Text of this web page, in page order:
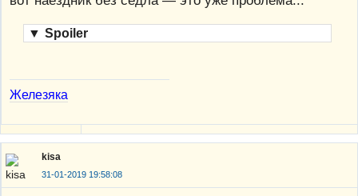
▼ Spoiler
Железяка
kisa
31-01-2019 19:58:08